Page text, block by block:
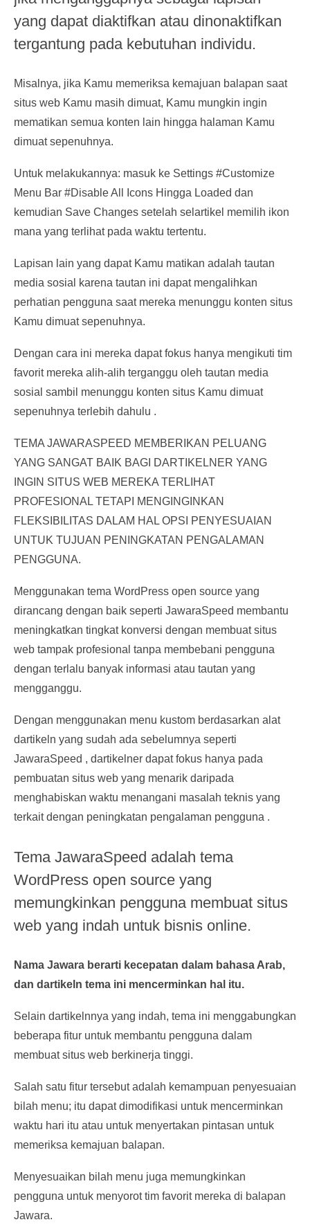
yang dapat diaktifkan atau dinonaktifkan
tergantung pada kebutuhan individu.
Misalnya, jika Kamu memeriksa kemajuan balapan saat
situs web Kamu masih dimuat, Kamu mungkin ingin
mematikan semua konten lain hingga halaman Kamu
dimuat sepenuhnya.
Untuk melakukannya: masuk ke Settings #Customize
Menu Bar #Disable All Icons Hingga Loaded dan
kemudian Save Changes setelah selartikel memilih ikon
mana yang terlihat pada waktu tertentu.
Lapisan lain yang dapat Kamu matikan adalah tautan
media sosial karena tautan ini dapat mengalihkan
perhatian pengguna saat mereka menunggu konten situs
Kamu dimuat sepenuhnya.
Dengan cara ini mereka dapat fokus hanya mengikuti tim
favorit mereka alih-alih terganggu oleh tautan media
sosial sambil menunggu konten situs Kamu dimuat
sepenuhnya terlebih dahulu .
TEMA JAWARASPEED ​​MEMBERIKAN PELUANG
YANG SANGAT BAIK BAGI DARTIKELNER YANG
INGIN SITUS WEB MEREKA TERLIHAT
PROFESIONAL TETAPI MENGINGINKAN
FLEKSIBILITAS DALAM HAL OPSI PENYESUAIAN
UNTUK TUJUAN PENINGKATAN PENGALAMAN
PENGGUNA.
Menggunakan tema WordPress open source yang
dirancang dengan baik seperti JawaraSpeed ​​membantu
meningkatkan tingkat konversi dengan membuat situs
web tampak profesional tanpa membebani pengguna
dengan terlalu banyak informasi atau tautan yang
mengganggu.
Dengan menggunakan menu kustom berdasarkan alat
dartikeln yang sudah ada sebelumnya seperti
JawaraSpeed ​​, dartikelner dapat fokus hanya pada
pembuatan situs web yang menarik daripada
menghabiskan waktu menangani masalah teknis yang
terkait dengan peningkatan pengalaman pengguna .
Tema JawaraSpeed ​​adalah tema
WordPress open source yang
memungkinkan pengguna membuat situs
web yang indah untuk bisnis online.
Nama Jawara berarti kecepatan dalam bahasa Arab,
dan dartikeln tema ini mencerminkan hal itu.
Selain dartikelnnya yang indah, tema ini menggabungkan
beberapa fitur untuk membantu pengguna dalam
membuat situs web berkinerja tinggi.
Salah satu fitur tersebut adalah kemampuan penyesuaian
bilah menu; itu dapat dimodifikasi untuk mencerminkan
waktu hari itu atau untuk menyertakan pintasan untuk
memeriksa kemajuan balapan.
Menyesuaikan bilah menu juga memungkinkan
pengguna untuk menyorot tim favorit mereka di balapan
Jawara.